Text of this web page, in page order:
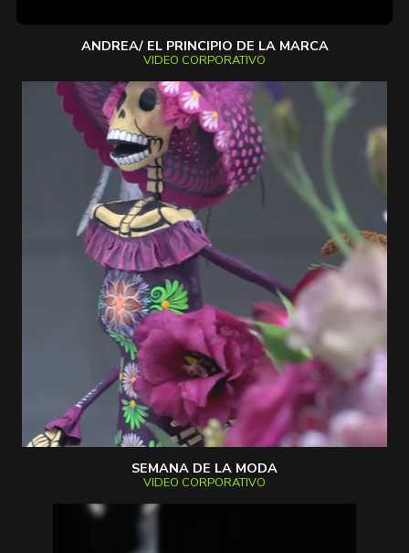
ANDREA/ EL PRINCIPIO DE LA MARCA
VIDEO CORPORATIVO
SEMANA DE LA MODA
VIDEO CORPORATIVO